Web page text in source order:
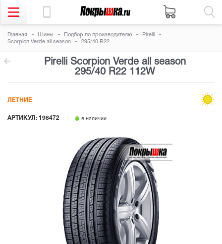
Главная Шины Подбор по производителю
Pirelli
Scorpion Verde all season
295/40 R22
Pirelli Scorpion Verde all season
295/40 R22 112W
АРТИКУЛ: 198472 в наличии
ЛЕТНИЕ